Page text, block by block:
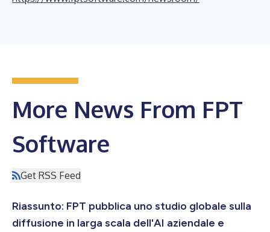
More News From FPT
Software
Get RSS Feed
Riassunto: FPT pubblica uno studio globale sulla
diffusione in larga scala dell'AI aziendale e